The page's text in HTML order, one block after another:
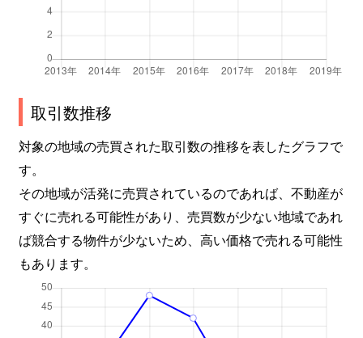
取引数推移
対象の地域の売買された取引数の推移を表したグラフで
す。
その地域が活発に売買されているのであれば、不動産が
すぐに売れる可能性があり、売買数が少ない地域であれ
ば競合する物件が少ないため、高い価格で売れる可能性
もあります。